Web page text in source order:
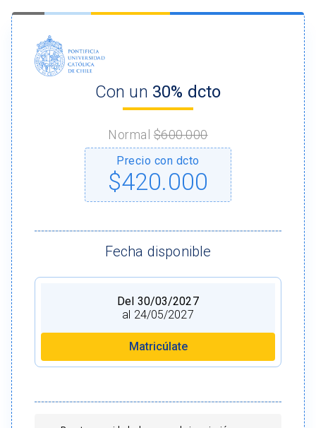
Con un 30% dcto
Normal$600.000
Precio con dcto
$420.000
Fecha disponible
Del 30/03/2027
al 24/05/2027
Matricúlate